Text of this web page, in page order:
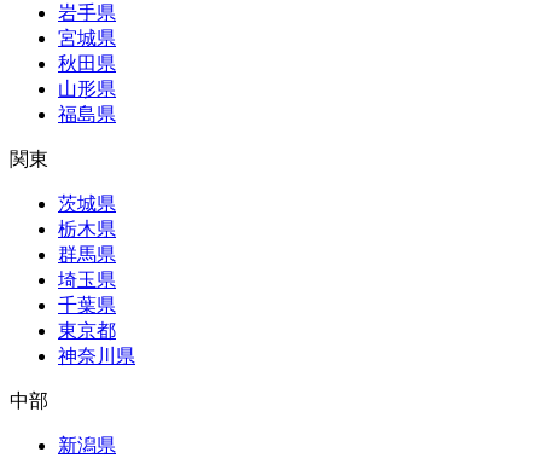
岩手県
宮城県
秋田県
山形県
福島県
関東
茨城県
栃木県
群馬県
埼玉県
千葉県
東京都
神奈川県
中部
新潟県